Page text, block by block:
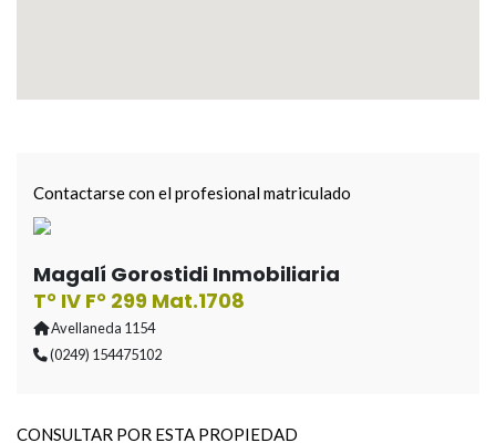
Contactarse con el profesional matriculado
Magalí Gorostidi Inmobiliaria
T° IV F° 299 Mat.1708
Avellaneda 1154
(0249) 154475102
CONSULTAR POR ESTA PROPIEDAD